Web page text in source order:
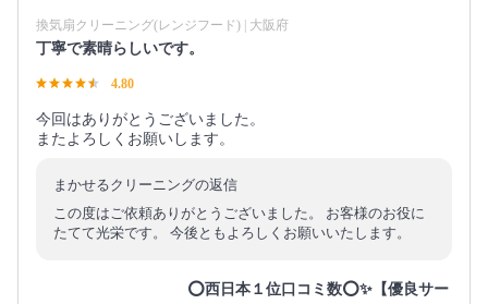
換気扇クリーニング(レンジフード) | 大阪府
丁寧で素晴らしいです。
4.80
今回はありがとうございました。
またよろしくお願いします。
まかせるクリーニングの返信
この度はご依頼ありがとうございました。 お客様のお役に
たてて光栄です。 今後ともよろしくお願いいたします。
⭕西日本１位口コミ数⭕✨【優良サー